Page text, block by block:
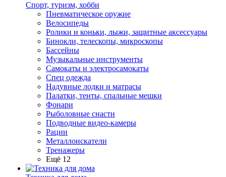
Спорт, туризм, хобби
Пневматическое оружие
Велосипеды
Ролики и коньки, лыжи, защитные аксессуары
Бинокли, телескопы, микроскопы
Бассейны
Музыкальные инструменты
Самокаты и электросамокаты
Спец одежда
Надувные лодки и матрасы
Палатки, тенты, спальные мешки
Фонари
Рыболовные снасти
Подводные видео-камеры
Рации
Металлоискатели
Тренажеры
Ещё 12